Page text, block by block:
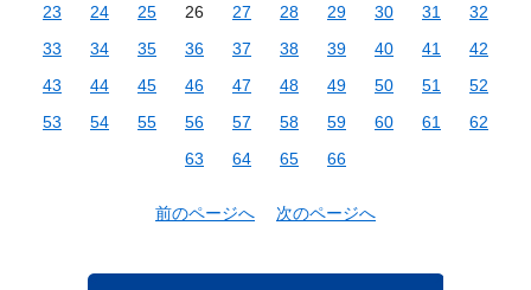
23
24 25 26 27 28 29 30 31
32
33
34 35 36 37 38 39 40 41
42
43
44 45 46 47 48 49 50 51
52
53
54 55 56 57 58 59 60 61
62
63
64 65 66
前のページへ 次のページへ